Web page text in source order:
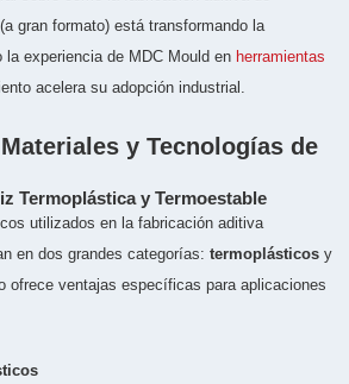
gran formato) está transformando la
experiencia de MDC Mould en herramientas
acelera su adopción industrial.
y Tecnologías de
Termoplástica y Termoestable
utilizados en la fabricación aditiva
en dos grandes categorías: termoplásticos y
ofrece ventajas específicas para aplicaciones